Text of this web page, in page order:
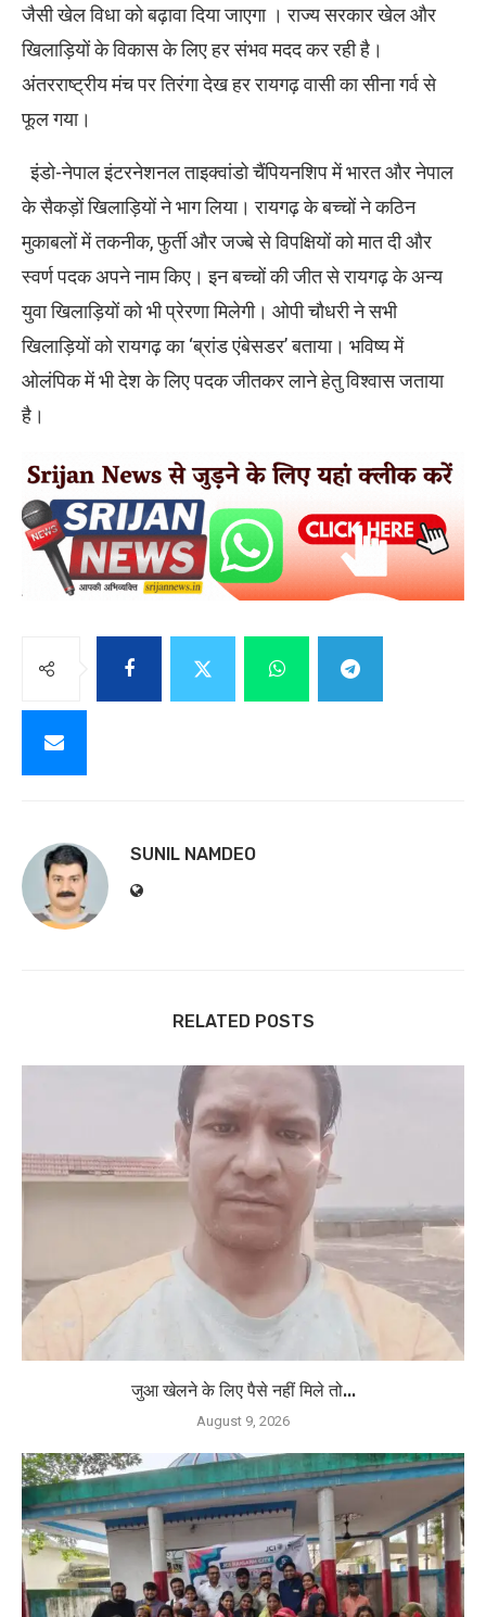
जैसी खेल विधा को बढ़ावा दिया जाएगा । राज्य सरकार खेल और
खिलाड़ियों के विकास के लिए हर संभव मदद कर रही है।
अंतरराष्ट्रीय मंच पर तिरंगा देख हर रायगढ़ वासी का सीना गर्व से
फूल गया।
इंडो-नेपाल इंटरनेशनल ताइक्वांडो चैंपियनशिप में भारत और नेपाल
के सैकड़ों खिलाड़ियों ने भाग लिया। रायगढ़ के बच्चों ने कठिन
मुकाबलों में तकनीक, फुर्ती और जज्बे से विपक्षियों को मात दी और
स्वर्ण पदक अपने नाम किए। इन बच्चों की जीत से रायगढ़ के अन्य
युवा खिलाड़ियों को भी प्रेरणा मिलेगी। ओपी चौधरी ने सभी
खिलाड़ियों को रायगढ़ का ‘ब्रांड एंबेसडर’ बताया। भविष्य में
ओलंपिक में भी देश के लिए पदक जीतकर लाने हेतु विश्वास जताया
है।
SUNIL NAMDEO
RELATED POSTS
जुआ खेलने के लिए पैसे नहीं मिले तो...
August 9, 2026